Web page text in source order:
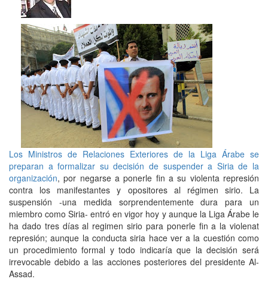
Los Ministros de Relaciones Exteriores de la Liga Árabe se
preparan a formalizar su decisión de suspender a Siria de la
organización, por negarse a ponerle fin a su violenta represión
contra los manifestantes y opositores al régimen sirio. La
suspensión -una medida sorprendentemente dura para un
miembro como Siria- entró en vigor hoy y aunque la Liga Árabe le
ha dado tres días al regimen sirio para ponerle fin a la violenat
represión; aunque la conducta siria hace ver a la cuestión como
un procedimiento formal y todo indicaría que la decisión será
irrevocable debido a las acciones posteriores del presidente Al-
Assad.